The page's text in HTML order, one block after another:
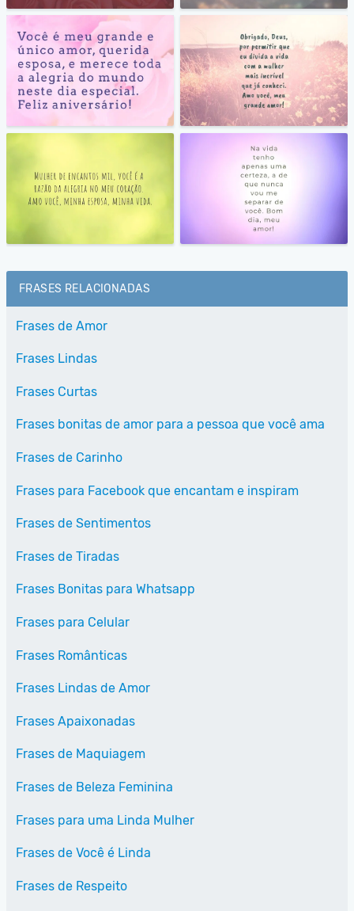
FRASES RELACIONADAS
Frases de Amor
Frases Lindas
Frases Curtas
Frases bonitas de amor para a pessoa que você ama
Frases de Carinho
Frases para Facebook que encantam e inspiram
Frases de Sentimentos
Frases de Tiradas
Frases Bonitas para Whatsapp
Frases para Celular
Frases Românticas
Frases Lindas de Amor
Frases Apaixonadas
Frases de Maquiagem
Frases de Beleza Feminina
Frases para uma Linda Mulher
Frases de Você é Linda
Frases de Respeito